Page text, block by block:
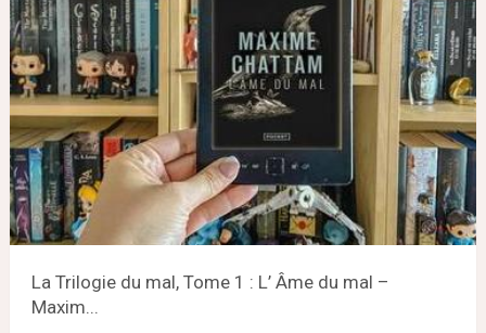
La Trilogie du mal, Tome 1 : L’ Âme du mal –
Maxim...